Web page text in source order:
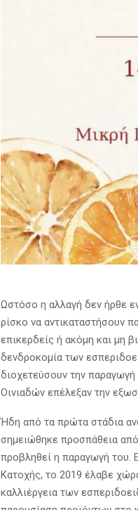
Ωστόσο η αλλαγή δεν ήρθε
ρίσκο να αντικαταστήσουν
επικερδείς ή ακόμη και μη
δενδροκομία των
διοχετεύσουν την
Οινιαδών επέλεξαν την
Ήδη από τα πρώτα στάδια
σημειώθηκε προσπάθεια από
προβληθεί η παραγωγή του.
Κατοχής, το 2019 έλαβε
καλλιέργεια των